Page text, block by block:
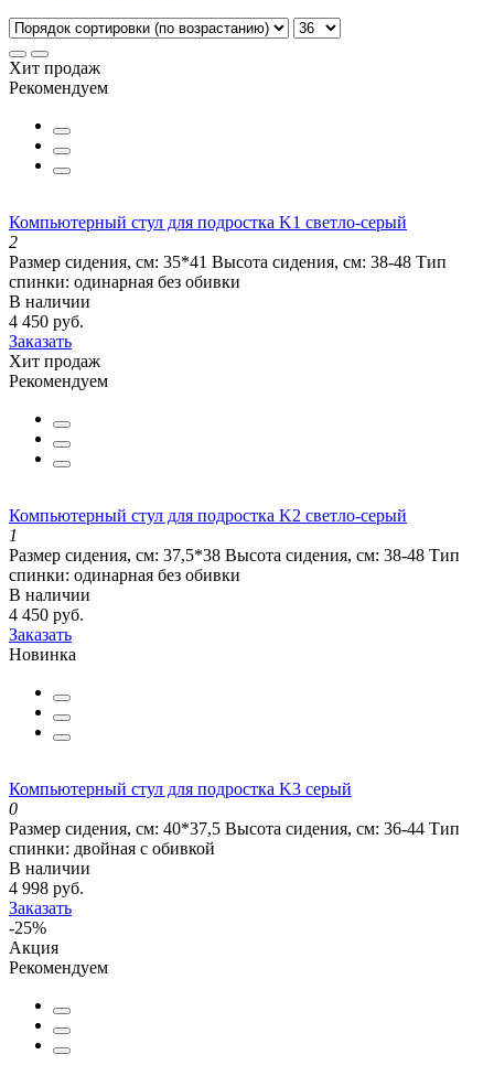
Хит продаж
Рекомендуем
Компьютерный стул для подростка K1 светло-серый
2
Размер сидения, см: 35*41 Высота сидения, см: 38-48 Тип
спинки: одинарная без обивки
В наличии
4 450 руб.
Заказать
Хит продаж
Рекомендуем
Компьютерный стул для подростка K2 светло-серый
1
Размер сидения, см: 37,5*38 Высота сидения, см: 38-48 Тип
спинки: одинарная без обивки
В наличии
4 450 руб.
Заказать
Новинка
Компьютерный стул для подростка K3 серый
0
Размер сидения, см: 40*37,5 Высота сидения, см: 36-44 Тип
спинки: двойная с обивкой
В наличии
4 998 руб.
Заказать
-25%
Акция
Рекомендуем